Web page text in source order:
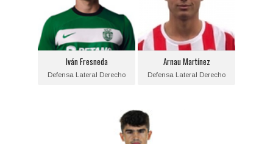
Iván Fresneda
Defensa Lateral Derecho
Fecha de nacimiento:
2004-09-28
Arnau Martínez
Defensa Lateral Derecho
Fecha de nacimiento:
2003-04-25
Hugo Novoa
Posición: